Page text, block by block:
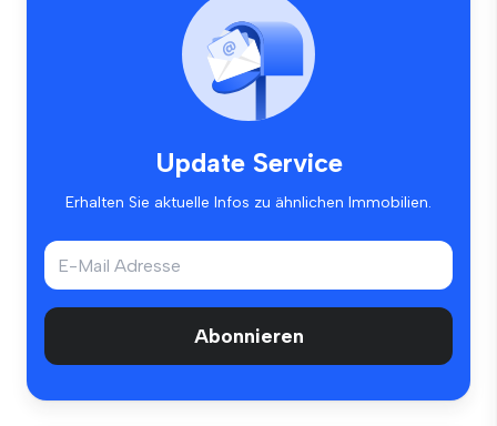
Update Service
Erhalten Sie aktuelle Infos zu ähnlichen Immobilien.
Abonnieren